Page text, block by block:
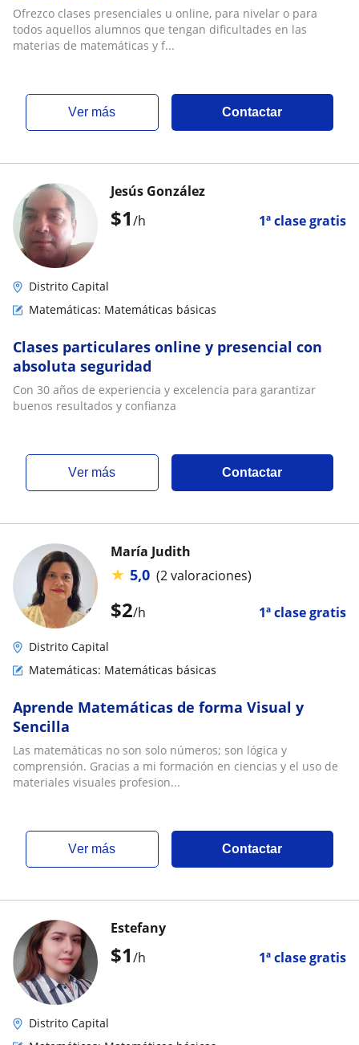
Ofrezco clases presenciales u online, para nivelar o para
todos aquellos alumnos que tengan dificultades en las
materias de matemáticas y f...
ver más Contactar
$1/h 1ª clase gratis
Jesús González
Distrito Capital
Matemáticas: Matemáticas básicas
Clases particulares online y presencial con
absoluta seguridad
Con 30 años de experiencia y excelencia para garantizar
buenos resultados y confianza
ver más Contactar
$2/h 1ª clase gratis
María Judith
★ 5,0 (2 valoraciones)
Distrito Capital
Matemáticas: Matemáticas básicas
Aprende Matemáticas de forma Visual y
Sencilla
Las matemáticas no son solo números; son lógica y
comprensión. Gracias a mi formación en ciencias y el uso de
materiales visuales profesion...
ver más Contactar
$1/h 1ª clase gratis
Estefany
Distrito Capital